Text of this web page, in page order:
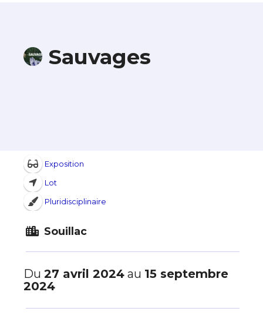
Sauvages
Exposition
Lot
Pluridisciplinaire
Souillac
Du 27 avril 2024 au 15 septembre
2024